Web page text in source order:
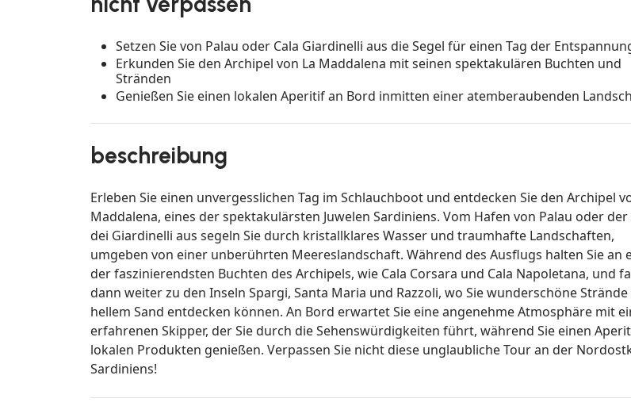
Setzen Sie von Palau oder Cala Giardinelli aus die Segel für einen Tag der
Erkunden Sie den Archipel von La Maddalena mit seinen spektakulären Buchten und
Stränden
Genießen Sie einen lokalen Aperitif an Bord inmitten einer atemberaubenden
beschreibung
Erleben Sie einen unvergesslichen Tag im Schlauchboot und entdecken Sie den Archipel
Maddalena, eines der spektakulärsten Juwelen Sardiniens. Vom Hafen von Palau oder
dei Giardinelli aus segeln Sie durch kristallklares Wasser und traumhafte Landschaften,
umgeben von einer unberührten Meereslandschaft. Während des Ausflugs halten Sie an
der faszinierendsten Buchten des Archipels, wie Cala Corsara und Cala Napoletana, und
dann weiter zu den Inseln Spargi, Santa Maria und Razzoli, wo Sie wunderschöne
hellem Sand entdecken können. An Bord erwartet Sie eine angenehme Atmosphäre mit
erfahrenen Skipper, der Sie durch die Sehenswürdigkeiten führt, während Sie einen
lokalen Produkten genießen. Verpassen Sie nicht diese unglaubliche Tour an der
Sardiniens!